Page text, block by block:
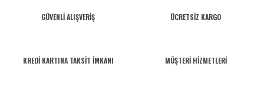
GÜVENLİ ALIŞVERİŞ ÜCRETSİZ KARGO
KREDİ KARTINA TAKSİT İMKANI MÜŞTERİ HİZMETLERİ